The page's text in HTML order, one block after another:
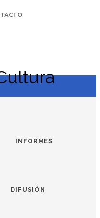
Soundcloud
Youtube
INFORMES
DIFUSIÓN